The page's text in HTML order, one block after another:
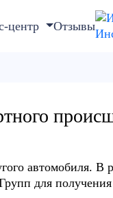
центр Отзывы
автомобиля. В
для